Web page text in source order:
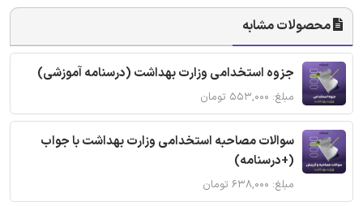
محصولات مشابه
جزوه استخدامی وزارت بهداشت (درسنامه آموزشی)
مبلغ: ۵۵۳,۰۰۰ تومان
سوالات مصاحبه استخدامی وزارت بهداشت با جواب
(+درسنامه)
مبلغ: ۶۳۸,۰۰۰ تومان